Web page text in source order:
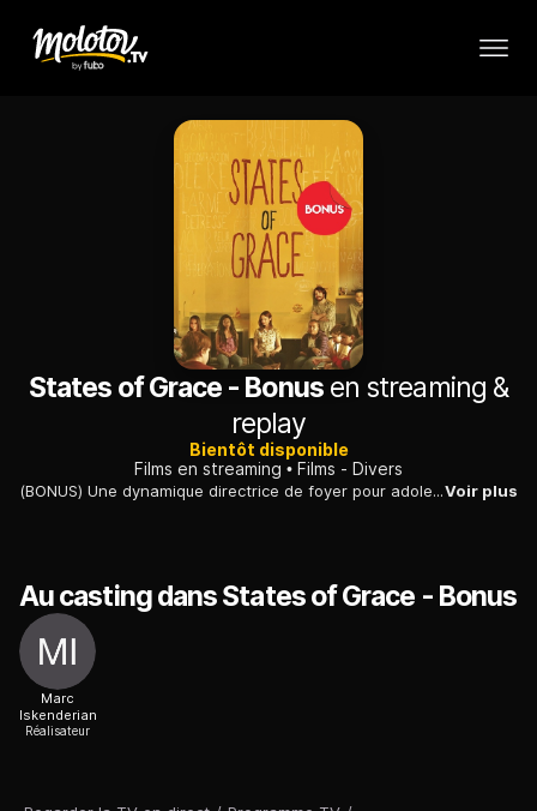
States of Grace - Bonusen streaming &
replay
Bientôt disponible
Films en streaming
Films - Divers
(BONUS) Une dynamique directrice de foyer pour adolescents en difficulté accueille une jeune fille dont le parcours lui rappelle son propre passé douloureux.Voir plus
Au casting dans States of Grace - Bonus
Marc
Iskenderian
Réalisateur